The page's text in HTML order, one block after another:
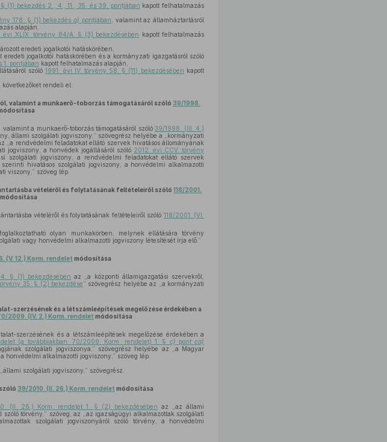
(1) bekezdés 2., 4., 11., 35. és 39. pontjában kapott felhatalmazás
178. § (1) bekezdésa) pontjában , valamint az államháztartásról
alapján,
évi XLIX. törvény 84/A. § (3) bekezdésében kapott felhatalmazás
eredeti jogalkotói hatáskörében,
eredeti jogalkotói hatáskörében és a kormányzati igazgatásról szóló
1. pontjában kapott felhatalmazás alapján,
szóló1991. évi IV. törvény 58. § (11) bekezdésében kapott
következőket rendeli el:
valamint a munkaerő-toborzás támogatásáról szóló 39/1998.
a munkaerő-toborzás támogatásáról szóló39/1998. (III. 4.)
állami szolgálati jogviszony,” szövegrész helyébe a „kormányzati
„a rendvédelmi feladatokat ellátó szervek hivatásos állományának
jogviszony, a honvédek jogállásáról szóló 2012. évi CCV. törvény
szolgálati jogviszony, a rendvédelmi feladatokat ellátó szervek
szerinti hivatásos szolgálati jogviszony, a honvédelmi alkalmazotti
viszony,” szöveg lép.
vételéről és folytatásának feltételeiről szóló118/2001.
módosítása
vételéről és folytatásának feltételeiről szóló 118/2001. (VI.
olyan munkakörben, melynek ellátására törvény
vagy honvédelmi alkalmazotti jogviszony létesítését írja elő.”
(V. 12.) Korm. rendelet módosítása
§ (1) bekezdésében az „a központi államigazgatási szervekről,
35. § (2) bekezdése” szövegrész helyébe az „a kormányzati
szerzésének és a létszámleépítések megelőzése érdekében a
2009. (IV. 2.) Korm. rendelet módosítása
szerzésének és a létszámleépítések megelőzése érdekében a
(a továbbiakban: 70/2009. Korm. rendelet) 1. § c) pontca)
szolgálati jogviszonya,” szövegrész helyébe az „a Magyar
honvédelmi alkalmazotti jogviszony,” szöveg lép.
szolgálati jogviszony,” szövegrész.
39/2010. (II. 26.) Korm. rendelet módosítása
(II. 26.) Korm. rendelet 1. § (2) bekezdésében az „az állami
törvény,” szöveg, az „az igazságügyi alkalmazottak szolgálati
szolgálati jogviszonyáról szóló törvény, a honvédelmi